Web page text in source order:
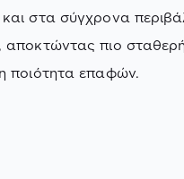
στα σύγχρονα
αποκτώντας πιο
ποιότητα επαφών.